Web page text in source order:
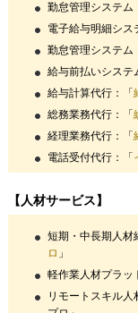
勤怠管理システム
電子給与明細シス
勤怠管理システム
給与前払いシステ
給与計算代行：「
総務業務代行：「
経理業務代行：「
電話受付代行：「
【人材サービス】
短期・中長期人材
ロ 」
軽作業人材プラッ
リモートスキル